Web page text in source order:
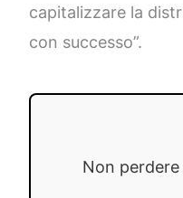
capitalizzare la
con successo”.
Non